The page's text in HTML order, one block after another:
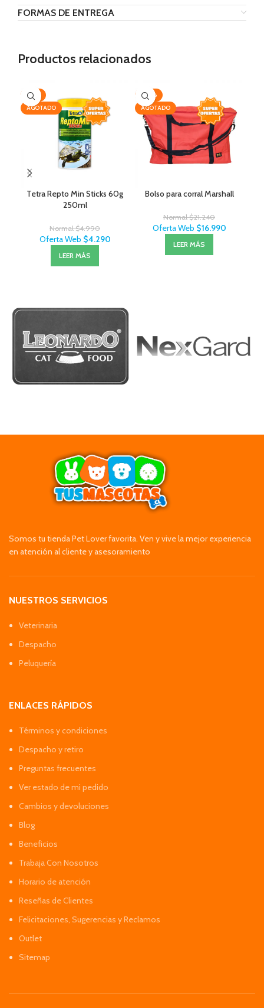
FORMAS DE ENTREGA
Productos relacionados
-14%
AGOTADO
Tetra Repto Min Sticks 60g
250ml
Normal$4.990
Oferta Web $4.290
LEER MÁS
-20%
AGOTADO
Bolso para corral Marshall
Normal$21.240
Oferta Web $16.990
LEER MÁS
Somos tu tienda Pet Lover favorita. Ven y vive la mejor experiencia
en atención al cliente y asesoramiento
NUESTROS SERVICIOS
Veterinaria
Despacho
Peluquería
ENLACES RÁPIDOS
Términos y condiciones
Despacho y retiro
Preguntas frecuentes
Ver estado de mi pedido
Cambios y devoluciones
Blog
Beneficios
Trabaja Con Nosotros
Horario de atención
Reseñas de Clientes
Felicitaciones, Sugerencias y Reclamos
Outlet
Sitemap